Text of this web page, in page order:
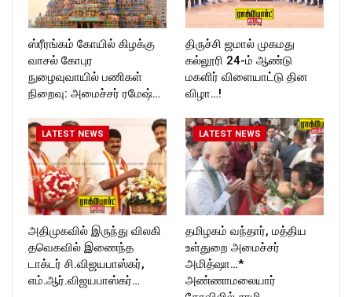
ஸ்ரீரங்கம் கோயில் கிழக்கு
வாசல் கோபுர
நுழைவுவாயில் பணிகள்
நிறைவு: அமைச்சர் ரமேஷ்…
திருச்சி ஜமால் முகமது
கல்லூரி 24-ம் ஆண்டு
மகளிர் விளையாட்டு தின
விழா…!
LATEST NEWS
அதிமுகவில் இருந்து விலகி
தவெகவில் இணைந்த
டாக்டர் சி.விஜயபாஸ்கர்,
எம்.ஆர்.விஜயபாஸ்கர்…
LATEST NEWS
தமிழகம் வந்தார், மத்திய
உள்துறை அமைச்சர்
அமித்ஷா…*
அண்ணாமலையார்